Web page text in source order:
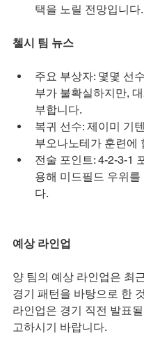
택을 노릴 전망입니다.
첼시 팀 뉴스
주요 부상자: 몇몇 선
부가 불확실하지만,
부합니다.
복귀 선수: 제이미 기
부오나노테가 훈련에
전술 포인트: 4-2-3-1
용해 미드필드 우위를
다.
예상 라인업
양 팀의 예상 라인업은 최
경기 패턴을 바탕으로 한
라인업은 경기 직전 발표
고하시기 바랍니다.